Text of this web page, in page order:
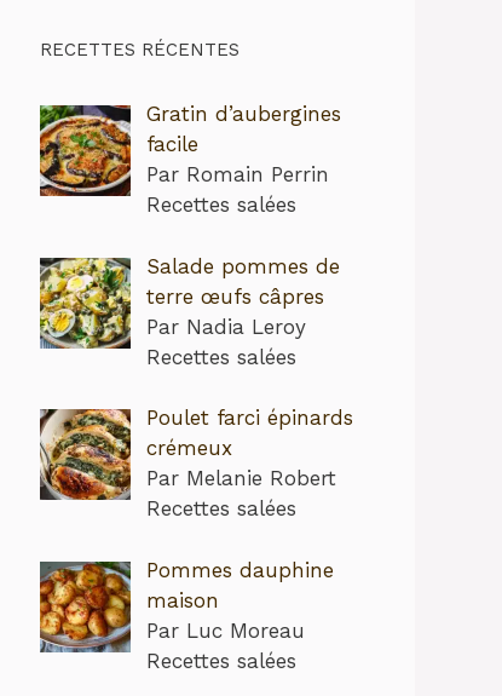
RECETTES RÉCENTES
Gratin d’aubergines
facile
Par Romain Perrin
Recettes salées
Salade pommes de
terre œufs câpres
Par Nadia Leroy
Recettes salées
Poulet farci épinards
crémeux
Par Melanie Robert
Recettes salées
Pommes dauphine
maison
Par Luc Moreau
Recettes salées